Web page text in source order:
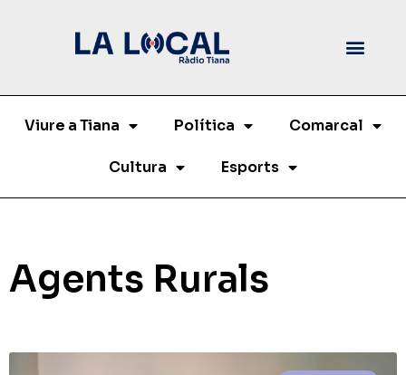
Viure a Tiana Política Comarcal
Cultura Esports
Agents Rurals